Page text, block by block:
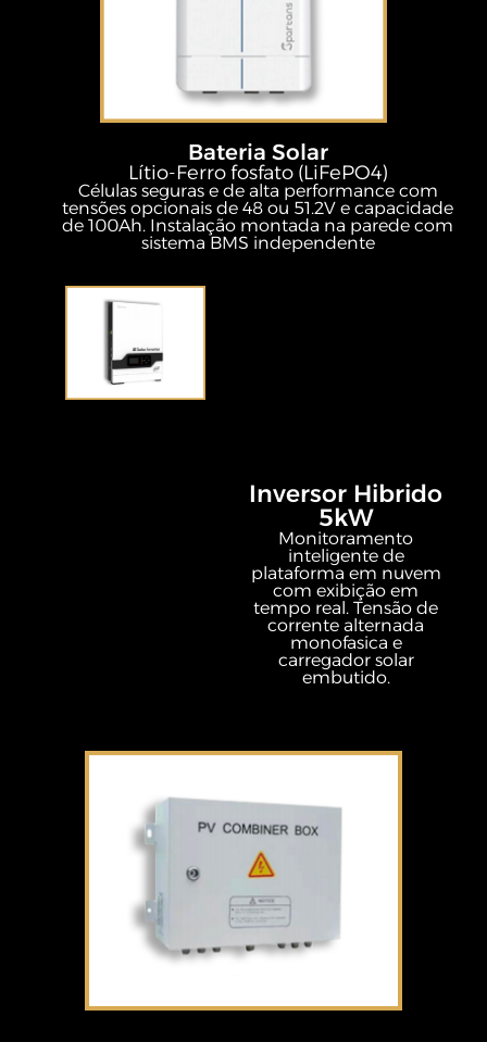
Bateria Solar
Lítio-Ferro fosfato (LiFePO4)
Células seguras e de alta performance com
tensões opcionais de 48 ou 51.2V e capacidade
de 100Ah. Instalação montada na parede com
sistema BMS independente
Inversor Hibrido
5kW
Monitoramento
inteligente de
plataforma em nuvem
com exibição em
tempo real. Tensão de
corrente alternada
monofasica e
carregador solar
embutido.